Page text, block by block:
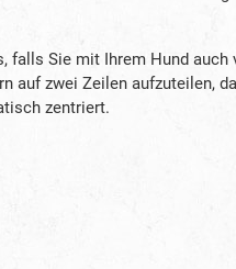
falls Sie mit Ihrem Hund auch
auf zwei Zeilen aufzuteilen,
zentriert.